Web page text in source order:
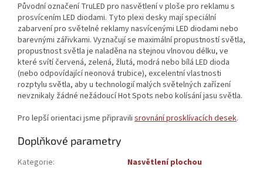
Původní označení TruLED pro nasvětlení v ploše pro reklamu s
prosvícením LED diodami. Tyto plexi desky mají speciální
zabarvení pro světelné reklamy nasvícenými LED diodami nebo
barevnými zářivkami. Vyznačují se maximální propustností světla,
propustnost světla je naladěna na stejnou vlnovou délku, ve
které svítí červená, zelená, žlutá, modrá nebo bílá LED dioda
(nebo odpovídající neonová trubice), excelentní vlastnosti
rozptylu světla, aby u technologií malých světelných zařízení
nevznikaly žádné nežádoucí Hot Spots nebo kolísání jasu světla.
Pro lepší orientaci jsme připravili srovnání prosklívacích desek.
Doplňkové parametry
Kategorie:
Nasvětlení plochou